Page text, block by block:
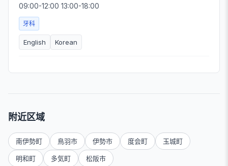
09:00-12:00 13:00-18:00
牙科
English Korean
附近区域
南伊勢町 鳥羽市 伊勢市 度会町 玉城町
明和町 多気町 松阪市